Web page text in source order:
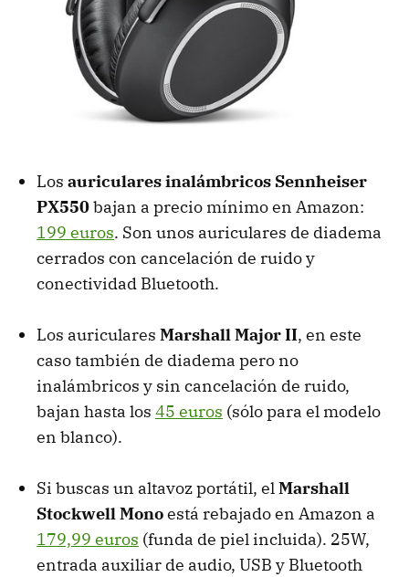
Los auriculares inalámbricos Sennheiser
PX550bajan a precio mínimo en Amazon:
199 euros. Son unos auriculares de diadema
cerrados con cancelación de ruido y
conectividad Bluetooth.
Los auriculares Marshall Major II, en este
caso también de diadema pero no
inalámbricos y sin cancelación de ruido,
bajan hasta los 45 euros (sólo para el modelo
en blanco).
Si buscas un altavoz portátil, elMarshall
Stockwell Monoestá rebajado en Amazon a
179,99 euros (funda de piel incluida). 25W,
entrada auxiliar de audio, USB y Bluetooth